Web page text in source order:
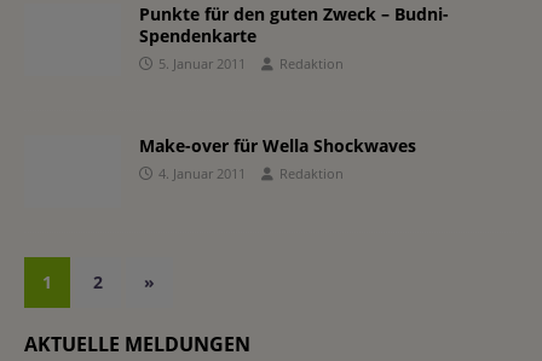
Punkte für den guten Zweck – Budni-
Spendenkarte
5. Januar 2011 Redaktion
Make-over für Wella Shockwaves
4. Januar 2011 Redaktion
1 2 »
AKTUELLE MELDUNGEN